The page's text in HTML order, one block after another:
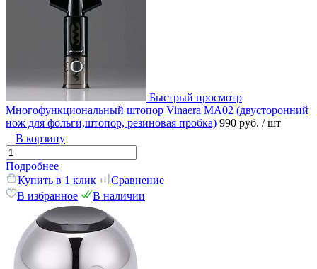
Быстрый просмотр
Многофункциональный штопор Vinaera MA02 (двусторонний
нож для фольги,штопор, резиновая пробка) 990 руб. / шт
В корзину
Подробнее
Купить в 1 клик
Сравнение
В избранное
В наличии